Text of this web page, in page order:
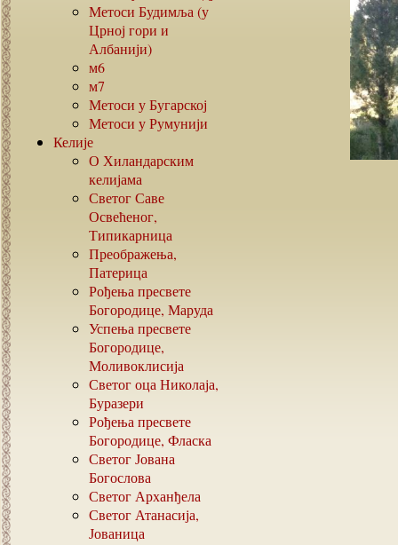
Метоси Будимља (у
Црној гори и
Албанији)
м6
м7
Метоси у Бугарској
Метоси у Румунији
Келије
О Хиландарским
келијама
Светог Саве
Освећеног,
Типикарница
Преображења,
Патерица
Рођења пресвете
Богородице, Маруда
Успења пресвете
Богородице,
Моливоклисија
Светог оца Николаја,
Буразери
Рођења пресвете
Богородице, Фласка
Светог Јована
Богослова
Светог Арханђела
Светог Атанасија,
Јованица